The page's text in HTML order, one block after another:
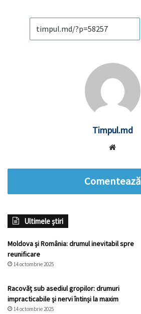
Timpul.md
Comentează
Ultimele știri
Moldova și România: drumul inevitabil spre
reunificare
14 octombrie 2025
Racovăț sub asediul gropilor: drumuri
impracticabile și nervi întinși la maxim
14 octombrie 2025